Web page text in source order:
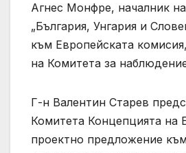
Агнес Монфре, началник
„България, Унгария и
към Европейската
на Комитета за
Г-н Валентин Старев
Комитета Концепцията на
проектно предложение